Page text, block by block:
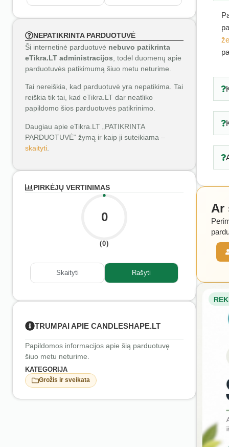
NEPATIKRINTA PARDUOTUVĖ
Ši internetinė parduotuvė nebuvo patikrinta
eTikra.LT administracijos , todėl duomenų apie
parduotuvės patikimumą šiuo metu neturime.
Tai nereiškia, kad parduotuvė yra nepatikima. Tai
reiškia tik tai, kad eTikra.LT dar neatliko
papildomo šios parduotuvės patikrinimo.
Daugiau apie eTikra.LT „PATIKRINTA
PARDUOTUVĖ“ žymą ir kaip ji suteikiama –
skaityti
PIRKĖJŲ VERTINIMAS
0
(0)
Skaityti Rašyti
TRUMPAI APIE CANDLESHAPE.LT
Papildomos informacijos apie šią parduotuvę
šiuo metu neturime.
KATEGORIJA
Grožis ir sveikata
Ar